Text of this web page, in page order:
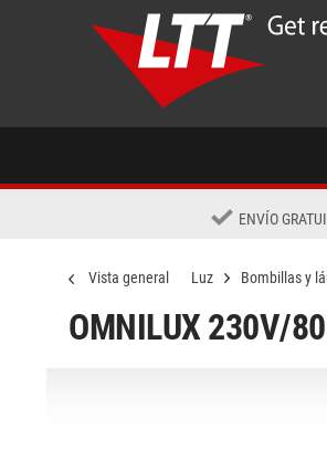
ENVÍO
Vista general Luz Bombillas y
OMNILUX 230V/